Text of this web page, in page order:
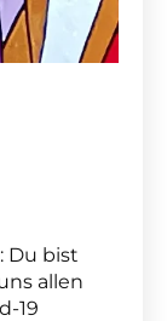
Du bist
allen
19